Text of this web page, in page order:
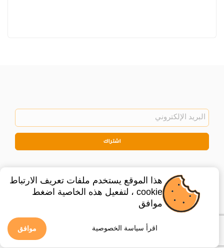
اشتراك
هذا الموقع يستخدم ملفات تعريف الارتباط
cookie ، لتفعيل هذه الخاصية اضغط
موافق
موافق اقرأ سياسة الخصوصية